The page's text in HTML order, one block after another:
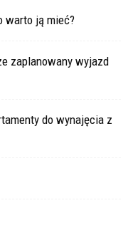
warto ją mieć?
zaplanowany wyjazd
do wynajęcia z